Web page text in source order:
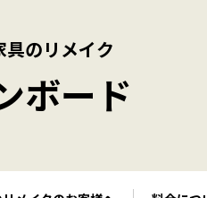
のリメイク
ボード